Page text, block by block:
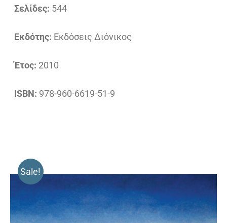
Σελίδες: 544
Εκδότης: Εκδόσεις Διόνικος
Έτος: 2010
ISBN: 978-960-6619-51-9
Sale!